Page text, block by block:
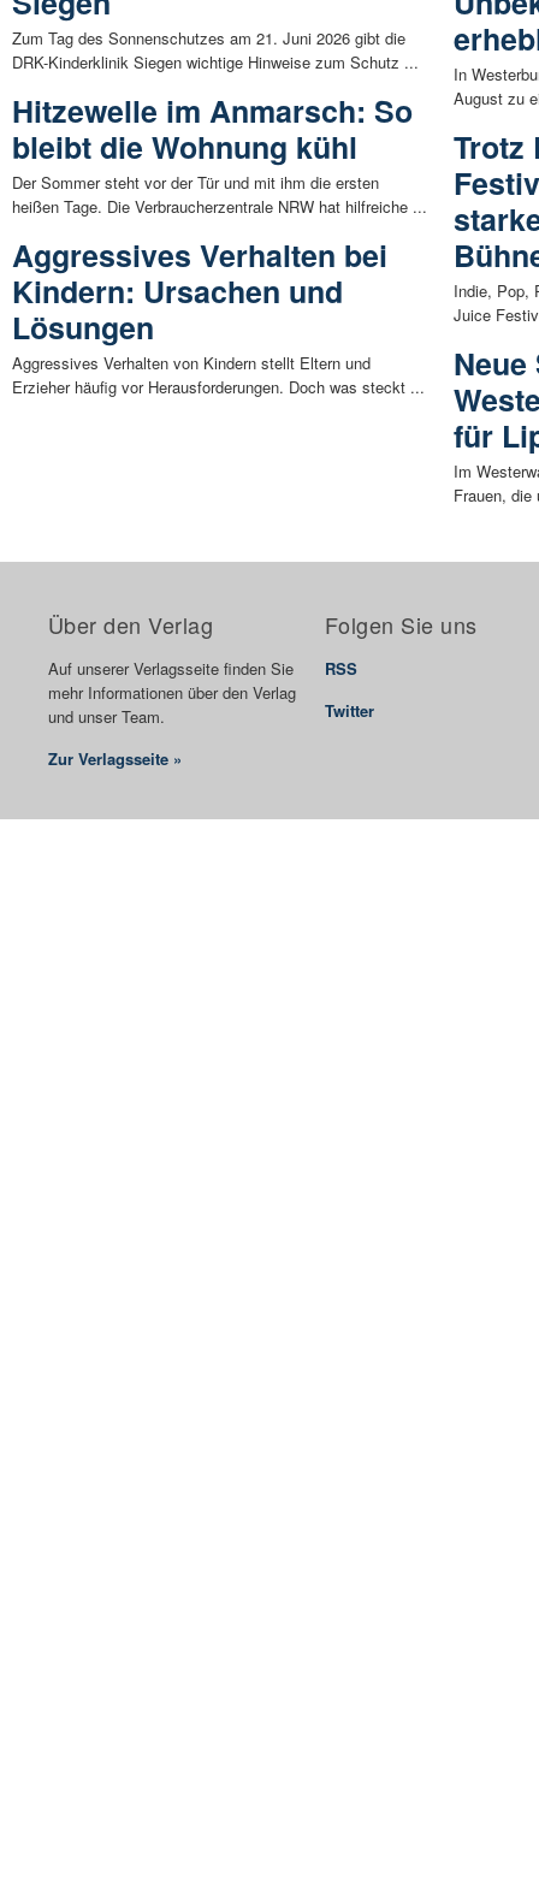
Zum Tag des Sonnenschutzes am 21. Juni 2026 gibt die
DRK-Kinderklinik Siegen wichtige Hinweise zum Schutz ...
Hitzewelle im Anmarsch: So
bleibt die Wohnung kühl
Der Sommer steht vor der Tür und mit ihm die ersten
heißen Tage. Die Verbraucherzentrale NRW hat hilfreiche ...
Aggressives Verhalten bei
Kindern: Ursachen und
Lösungen
Aggressives Verhalten von Kindern stellt Eltern und
Erzieher häufig vor Herausforderungen. Doch was steckt ...
In
August zu
Trotz
Indie, Pop,
Juice
für
Im
Frauen,
Über den Verlag
Auf unserer Verlagsseite finden Sie
mehr Informationen über den Verlag
und unser Team.
Zur Verlagsseite »
Folgen Sie uns
RSS
Twitter